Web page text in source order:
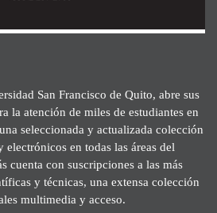
San Francisco de Quito, abre sus
la atención de miles de estudiantes en
seleccionada y actualizada colección
electrónicos en todas las áreas del
cuenta con suscripciones a las más
y técnicas, una extensa colección
multimedia y acceso.